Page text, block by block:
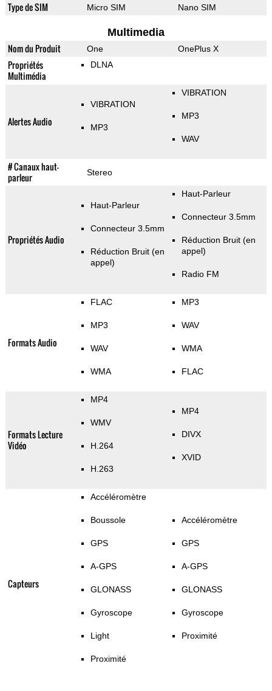
Type de SIM Micro SIM Nano SIM
Multimedia
Nom du Produit One OnePlus X
Propriétés
Multimédia
DLNA
Alertes Audio
VIBRATION
MP3
VIBRATION
MP3
WAV
# Canaux haut-
parleur
Stereo
Propriétés Audio
Haut-Parleur
Connecteur 3.5mm
Réduction Bruit (en
appel)
Haut-Parleur
Connecteur 3.5mm
Réduction Bruit (en
appel)
Radio FM
Formats Audio
FLAC
MP3
WAV
WMA
MP3
WAV
WMA
FLAC
Formats Lecture
Vidéo
MP4
WMV
H.264
H.263
MP4
DIVX
XVID
Capteurs
Accéléromètre
Boussole
GPS
A-GPS
GLONASS
Gyroscope
Light
Proximité
Accéléromètre
GPS
A-GPS
GLONASS
Gyroscope
Proximité